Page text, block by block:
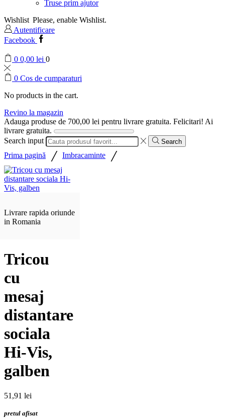
Truse prim ajutor
Wishlist Please, enable Wishlist.
Autentificare
Facebook
0 0,00 lei 0
0 Cos de cumparaturi
No products in the cart.
Revino la magazin
Adauga produse de 700,00 lei pentru livrare gratuita. Felicitari! Ai
livrare gratuita.
Search input
Search
Prima pagină / Imbracaminte /
Livrare rapida oriunde
in Romania
Tricou
cu
mesaj
distantare
sociala
Hi-Vis,
galben
51,91 lei
pretul afisat